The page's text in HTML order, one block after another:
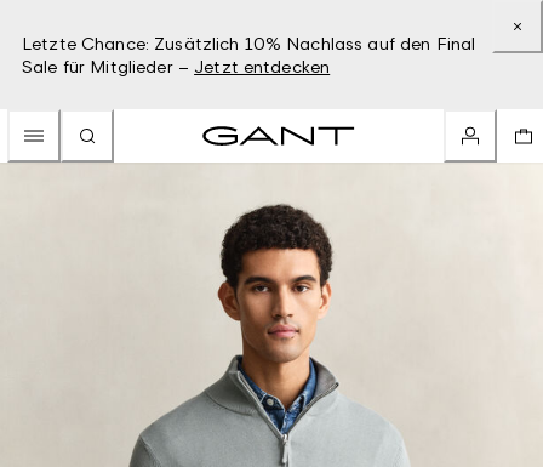
Letzte Chance: Zusätzlich 10% Nachlass auf den Final
Sale für Mitglieder – Jetzt entdecken